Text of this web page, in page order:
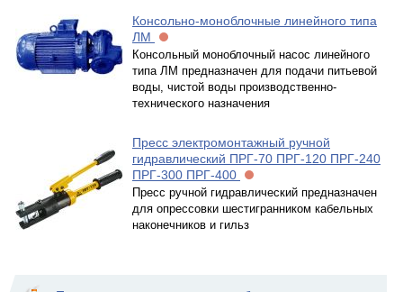
Консольно-моноблочные линейного типа
ЛМ
Консольный моноблочный насос линейного
типа ЛМ предназначен для подачи питьевой
воды, чистой воды производственно-
технического назначения
Пресс электромонтажный ручной
гидравлический ПРГ-70 ПРГ-120 ПРГ-240
ПРГ-300 ПРГ-400
Пресс ручной гидравлический предназначен
для опрессовки шестигранником кабельных
наконечников и гильз